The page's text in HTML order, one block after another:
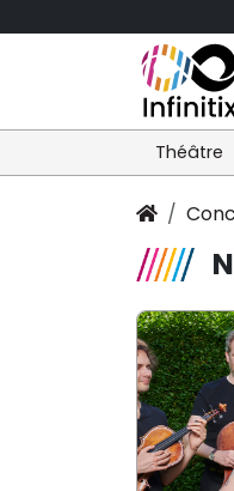
Théâtre